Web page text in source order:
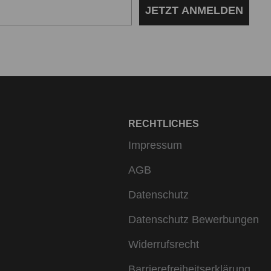
JETZT ANMELDEN
RECHTLICHES
Impressum
AGB
Datenschutz
Datenschutz Bewerbungen
Widerrufsrecht